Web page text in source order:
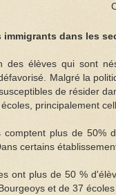
immigrants dans les
des élèves qui sont
Malgré la
de résider
principalement
comptent plus de 50%
certains
ont plus de 50 %
et de 37